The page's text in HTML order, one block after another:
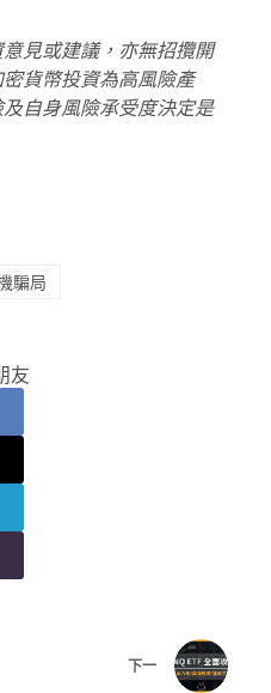
見或建議，亦無招攬開
貨幣投資為高風險產
自身風險承受度決定是
騙局
友
下一